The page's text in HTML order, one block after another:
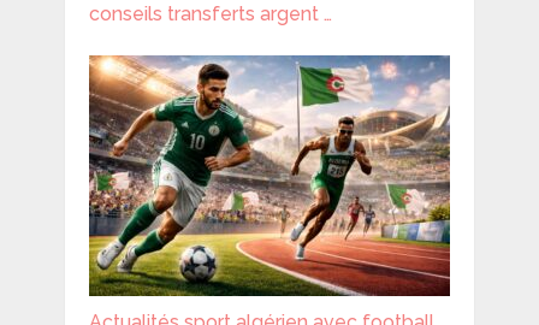
conseils transferts argent …